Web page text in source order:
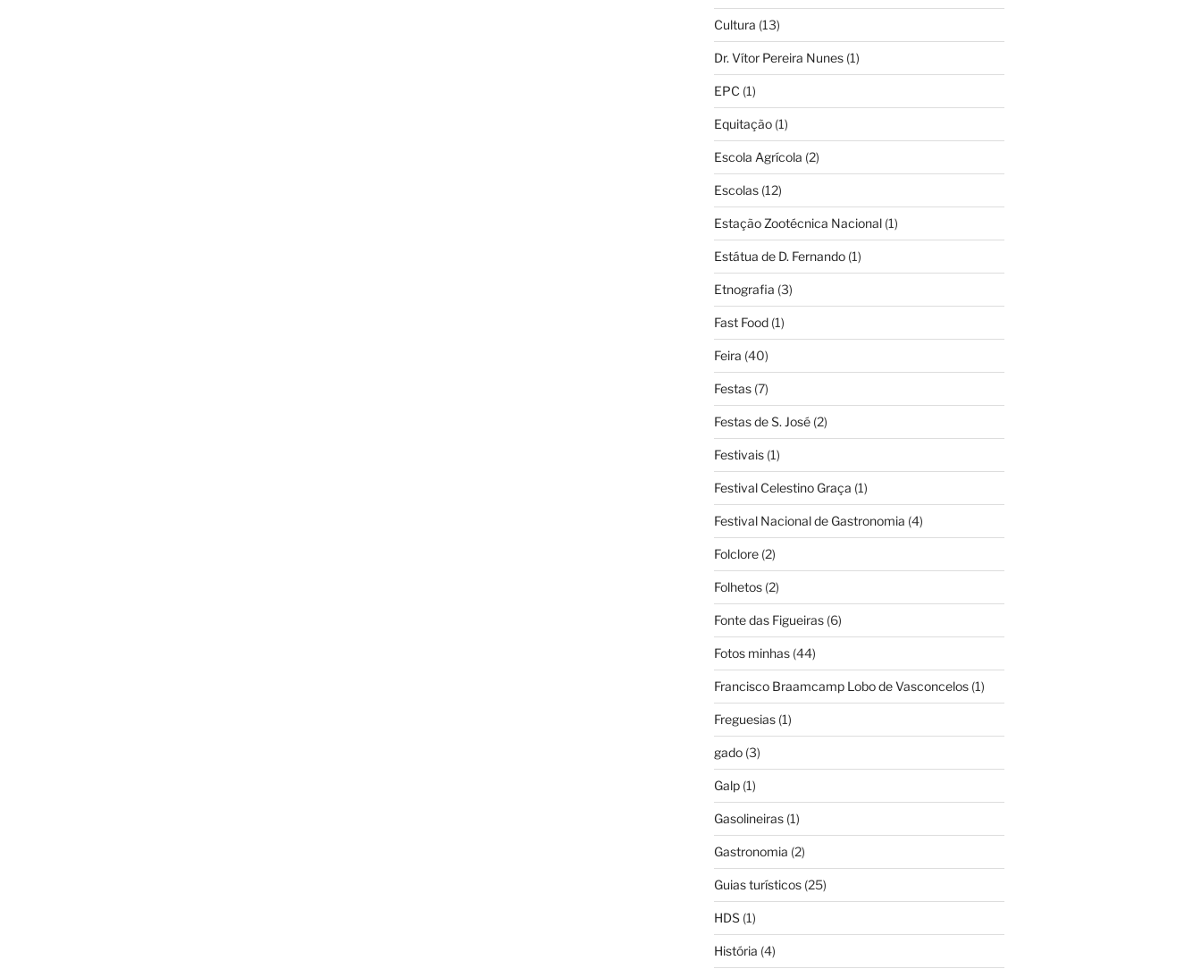
Cultura (13)
Dr. Vítor Pereira Nunes(1)
EPC (1)
Equitação(1)
Escola Agrícola (2)
Escolas(12)
Estação Zootécnica Nacional(1)
Estátua de D. Fernando(1)
Etnografia (3)
Fast Food(1)
Feira (40)
Festas(7)
Festas de S. José(2)
Festivais(1)
Festival Celestino Graça (1)
Festival Nacional de Gastronomia (4)
Folclore(2)
Folhetos(2)
Fonte das Figueiras(6)
Fotos minhas(44)
Francisco Braamcamp Lobo de Vasconcelos(1)
Freguesias(1)
gado(3)
Galp(1)
Gasolineiras(1)
Gastronomia (2)
Guias turísticos(25)
HDS(1)
História (4)